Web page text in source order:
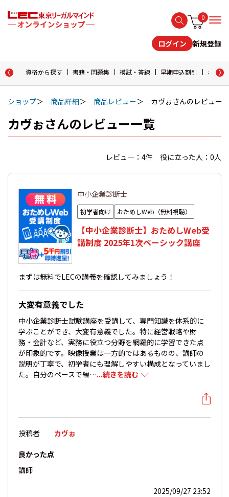
0
ログイン 新規登録
資格から探す 書籍・問題集 模試・答練 早期申込割引 おため
ショップ 商品詳細 商品レビュー カヴぉさんのレビュー
カヴぉさんのレビュー一覧
レビュ―：4件 役に立った人：0人
中小企業診断士
初学者向け おためしWeb（無料視聴）
【中小企業診断士】おためしWeb受
講制度 2025年1次ベーシック講座
まずは無料でLECの講義を確認してみましょう！
大変有意義でした
中小企業診断士試験講座を受講して、専門知識を体系的に
学ぶことができ、大変有意義でした。特に経営戦略や財
務・会計など、実務に役立つ分野を網羅的に学習できた点
が印象的です。映像授業は一方的ではあるものの、講師の
説明が丁寧で、初学者にも理解しやすい構成となっていまし
た。自分のペースで繰…...続きを読む
投稿者 カヴぉ
良かった点
講師
2025/09/27 23:52